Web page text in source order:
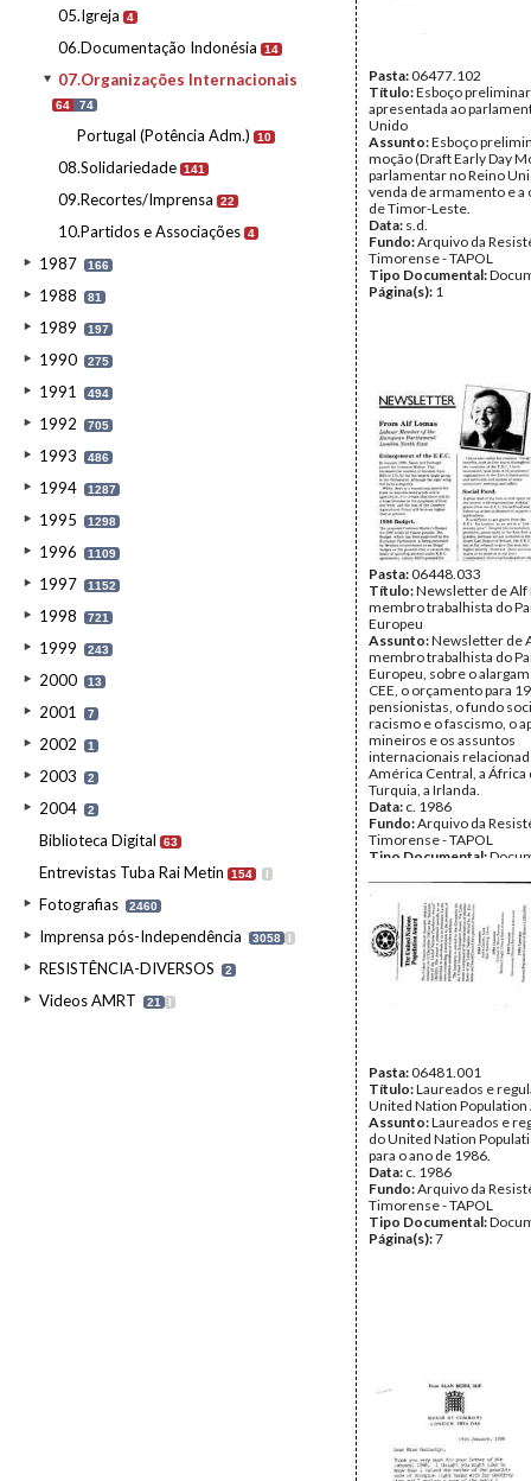
05.Igreja 4
06.Documentação Indonésia 14
07.Organizações Internacionais
64 74
Portugal (Potência Adm.) 10
08.Solidariedade 141
09.Recortes/Imprensa 22
10.Partidos e Associações 4
1987 166
1988 81
1989 197
1990 275
1991 494
1992 705
1993 486
1994 1287
1995 1298
1996 1109
1997 1152
1998 721
1999 243
2000 13
2001 7
2002 1
2003 2
2004 2
Biblioteca Digital 63
Entrevistas Tuba Rai Metin 154 I
Fotografias 2460
Imprensa pós-Independência 3058 I
RESISTÊNCIA-DIVERSOS 2
Videos AMRT 21 I
Pasta:06477.102
Título:Esboço
apresentada ao
Unido
Assunto:Esboço
moção (Draft Early Day
parlamentar no Reino
venda de armamento e a
de Timor-Leste.
Data: s.d.
Fundo:Arquivo da
Timorense - TAPOL
Tipo Documental:
Página(s): 1
Pasta:06448.033
Título:Newsletter de Alf
membro trabalhista do
Europeu
Assunto:Newsletter de
membro trabalhista do
Europeu, sobre o
CEE, o orçamento para
pensionistas, o fundo
racismo e o fascismo, o
mineiros e os assuntos
internacionais
América Central, a África
Turquia, a Irlanda.
Data: c. 1986
Fundo:Arquivo da
Timorense - TAPOL
Tipo Documental:
Pasta:06481.001
Título:Laureados e
United Nation Population
Assunto:Laureados e
do United Nation
para o ano de 1986.
Data: c. 1986
Fundo:Arquivo da
Timorense - TAPOL
Tipo Documental:
Página(s):7